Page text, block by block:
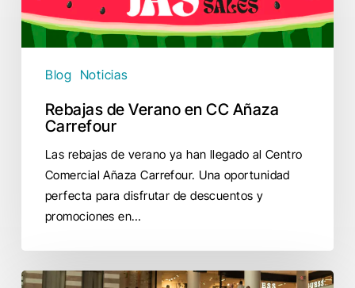
CC
Añaza
Carrefour
Blog Noticias
Rebajas de Verano en CC Añaza
Carrefour
Las rebajas de verano ya han llegado al Centro
Comercial Añaza Carrefour. Una oportunidad
perfecta para disfrutar de descuentos y
promociones en…
Así